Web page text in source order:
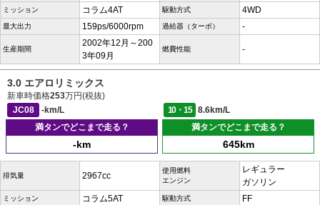
ミッション コラム4AT 駆動方式 4WD
最大出力 159ps/6000rpm 過給器（ターボ） -
生産期間
2002年12月～200
3年09月
燃費性能 -
3.0 エアロリミックス
新車時価格253万円(税抜)
JC08
-km/L 10・15
8.6km/L
満タンでどこまで走る？
-km
満タンでどこまで走る？
645km
排気量 2967cc
使用燃料
エンジン
レギュラー
ガソリン
ミッション コラム5AT 駆動方式 FF